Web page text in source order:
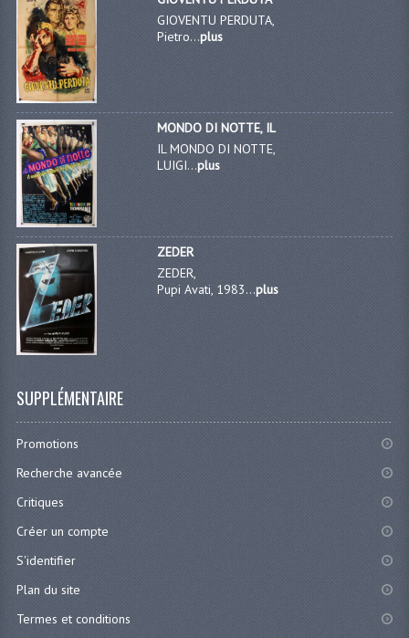
GIOVENTU PERDUTA,
Pietro...plus
MONDO DI NOTTE, IL
IL MONDO DI NOTTE,
LUIGI...plus
ZEDER
ZEDER,
Pupi Avati, 1983...plus
SUPPLÉMENTAIRE
Promotions
Recherche avancée
Critiques
Créer un compte
S'identifier
Plan du site
Termes et conditions